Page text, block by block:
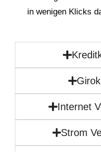
in wenigen Klicks
Internet
Strom